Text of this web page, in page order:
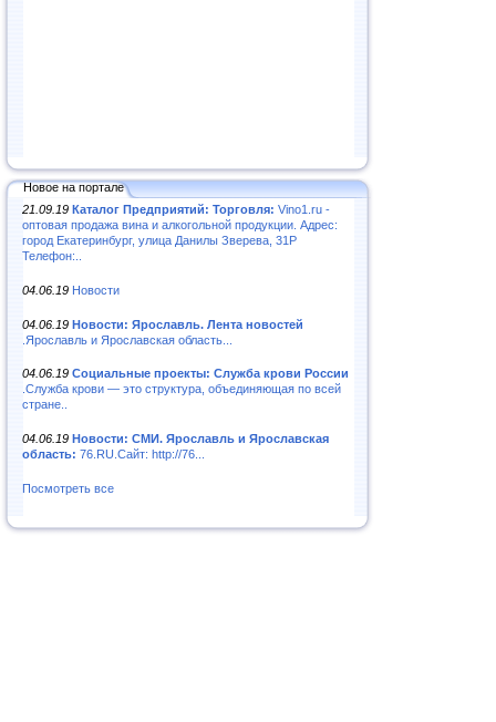
Новое на портале
21.09.19 Каталог Предприятий: Торговля: Vino1.ru -
оптовая продажа вина и алкогольной продукции. Адрес:
город Екатеринбург, улица Данилы Зверева, 31Р
Телефон:..
04.06.19 Новости
04.06.19 Новости: Ярославль. Лента новостей
.Ярославль и Ярославская область...
04.06.19 Социальные проекты: Служба крови России
.Служба крови — это структура, объединяющая по всей
стране..
04.06.19 Новости: СМИ. Ярославль и Ярославская
область: 76.RU.Сайт: http://76...
Посмотреть все